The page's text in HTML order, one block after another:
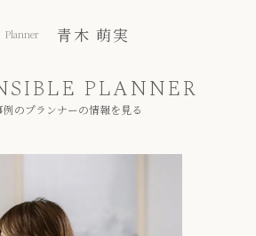
Planner 青木 萌実
PLANNER
例のプランナーの情報を見る